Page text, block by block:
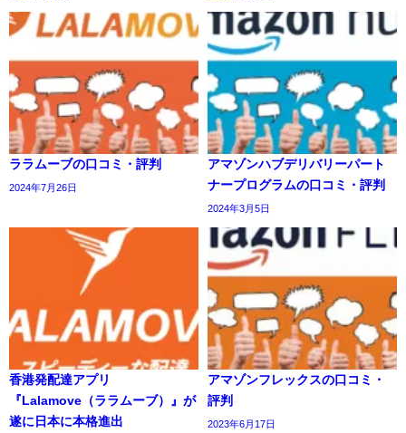
ララムーブの口コミ・評判
2024年7月26日
アマゾンハブデリバリーパート
ナープログラムの口コミ・評判
2024年3月5日
香港発配達アプリ
『Lalamove（ララムーブ）』が
遂に日本に本格進出
アマゾンフレックスの口コミ・
評判
2023年6月17日